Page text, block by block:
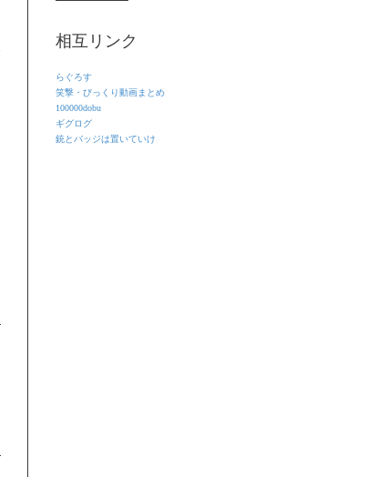
相互リンク
らぐろす
笑撃・びっくり動画まとめ
100000dobu
ギグログ
銃とバッジは置いていけ